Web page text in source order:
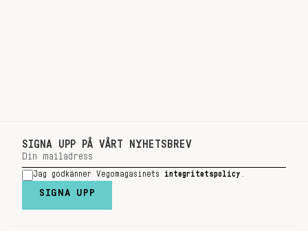
SIGNA UPP PÅ VÅRT NYHETSBREV
Jag godkänner Vegomagasinets integritetspolicy
SIGNA UPP